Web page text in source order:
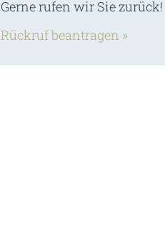
Gerne rufen wir Sie zurück!
Rückruf beantragen »